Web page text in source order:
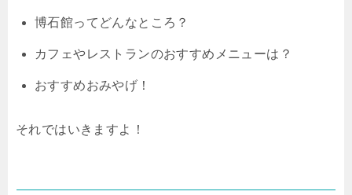
博石館ってどんなところ？
カフェやレストランのおすすめメニューは？
おすすめおみやげ！
それではいきますよ！